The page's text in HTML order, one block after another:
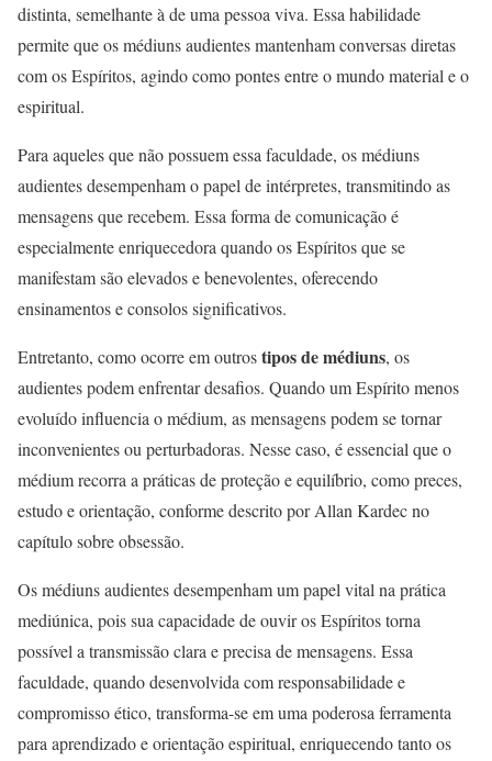
distinta, semelhante à de uma pessoa viva. Essa habilidade
permite que os médiuns audientes mantenham conversas diretas
com os Espíritos, agindo como pontes entre o mundo material e o
espiritual.
Para aqueles que não possuem essa faculdade, os médiuns
audientes desempenham o papel de intérpretes, transmitindo as
mensagens que recebem. Essa forma de comunicação é
especialmente enriquecedora quando os Espíritos que se
manifestam são elevados e benevolentes, oferecendo
ensinamentos e consolos significativos.
Entretanto, como ocorre em outrostipos de médiuns, os
audientes podem enfrentar desafios. Quando um Espírito menos
evoluído influencia o médium, as mensagens podem se tornar
inconvenientes ou perturbadoras. Nesse caso, é essencial que o
médium recorra a práticas de proteção e equilíbrio, como preces,
estudo e orientação, conforme descrito por Allan Kardec no
capítulo sobre obsessão.
Os médiuns audientes desempenham um papel vital na prática
mediúnica, pois sua capacidade de ouvir os Espíritos torna
possível a transmissão clara e precisa de mensagens. Essa
faculdade, quando desenvolvida com responsabilidade e
compromisso ético, transforma-se em uma poderosa ferramenta
para aprendizado e orientação espiritual, enriquecendo tanto os